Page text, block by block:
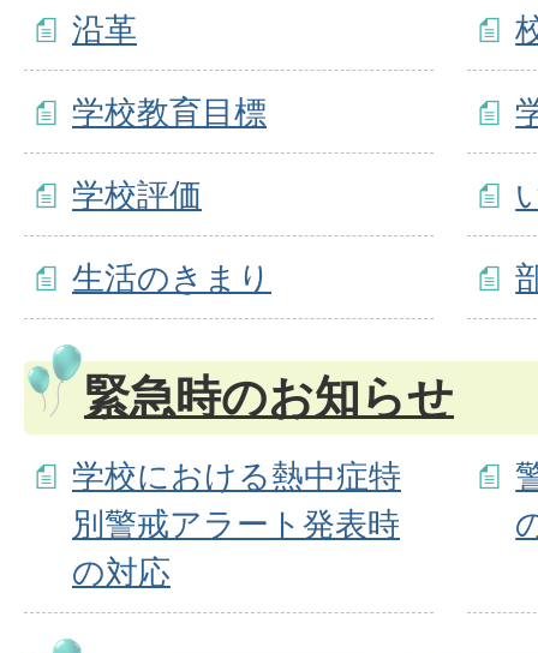
沿革
学校教育目標
学校評価
生活のきまり
緊急時のお知らせ
学校における熱中症特
別警戒アラート発表時
の対応